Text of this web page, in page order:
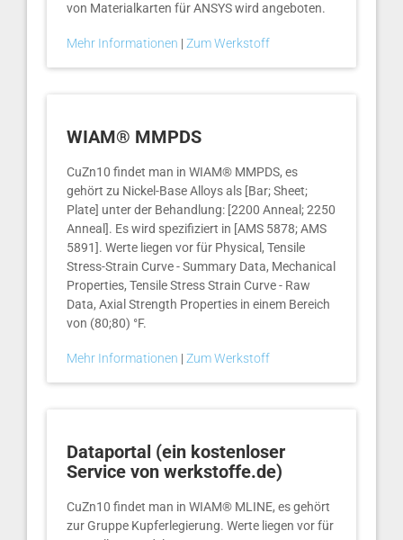
von Materialkarten für ANSYS wird angeboten.
Mehr Informationen | Zum Werkstoff
WIAM® MMPDS
CuZn10 findet man in WIAM® MMPDS, es
gehört zu Nickel-Base Alloys als [Bar; Sheet;
Plate] unter der Behandlung: [2200 Anneal; 2250
Anneal]. Es wird spezifiziert in [AMS 5878; AMS
5891]. Werte liegen vor für Physical, Tensile
Stress-Strain Curve - Summary Data, Mechanical
Properties, Tensile Stress Strain Curve - Raw
Data, Axial Strength Properties in einem Bereich
von (80;80) °F.
Mehr Informationen | Zum Werkstoff
Dataportal (ein kostenloser
Service von werkstoffe.de)
CuZn10 findet man in WIAM® MLINE, es gehört
zur Gruppe Kupferlegierung. Werte liegen vor für